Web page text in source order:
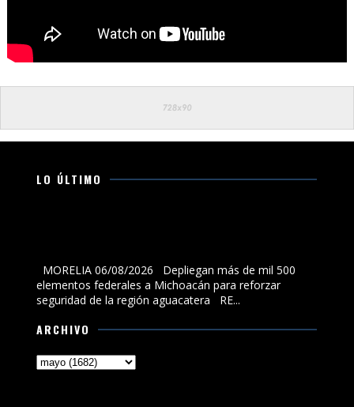
LO ÚLTIMO
MORELIA 06/08/2026 Depliegan más de mil 500
elementos federales a Michoacán para reforzar
seguridad de la región aguacatera RE...
ARCHIVO